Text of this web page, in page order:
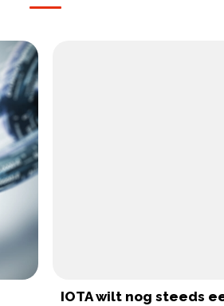
IOTA wilt nog steeds